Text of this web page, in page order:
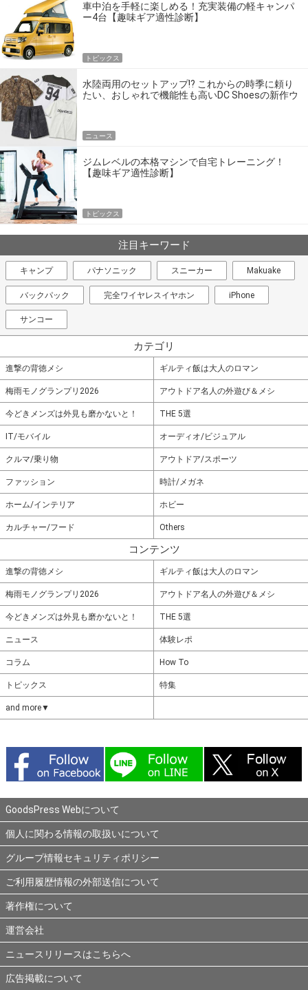
車中泊を手軽に楽しめる！充実装備の軽キャンパ
ー4台【趣味ギア適性診断】
トピックス
水陸両用のセットアップ!? これからの時季に頼り
たい、おしゃれで機能性も高いDC Shoesの新作ウ
ニュース
ジムレベルの本格マシンで自宅トレーニング！
【趣味ギア適性診断】
トピックス
注目キーワード
キャンプ パナソニック スニーカー Makuake
バックパック 完全ワイヤレスイヤホン iPhone
サンコー
カテゴリ
進撃の背徳メシ ギルティ飯は大人のロマン
梅雨モノグランプリ2026 アウトドア名人の外遊び＆メシ
今どきメンズは外見も磨かないと！ THE 5選
IT/モバイル オーディオ/ビジュアル
クルマ/乗り物 アウトドア/スポーツ
ファッション 時計/メガネ
ホーム/インテリア ホビー
カルチャー/フード Others
コンテンツ
進撃の背徳メシ ギルティ飯は大人のロマン
梅雨モノグランプリ2026 アウトドア名人の外遊び＆メシ
今どきメンズは外見も磨かないと！ THE 5選
ニュース 体験レポ
コラム How To
トピックス 特集
and more▼
GoodsPress Webについて
個人に関わる情報の取扱いについて
グループ情報セキュリティポリシー
ご利用履歴情報の外部送信について
著作権について
運営会社
ニュースリリースはこちらへ
広告掲載について